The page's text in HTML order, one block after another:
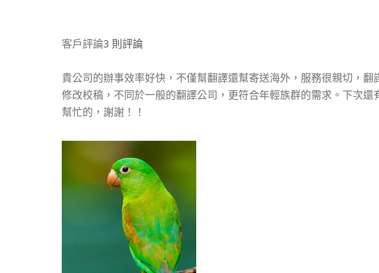
客戶評論3 則評論
貴公司的辦事效率好快，不僅幫翻譯還幫寄送海外，服務很親切，
修改校稿，不同於一般的翻譯公司，更符合年輕族群的需求。下次還
幫忙的，謝謝！！